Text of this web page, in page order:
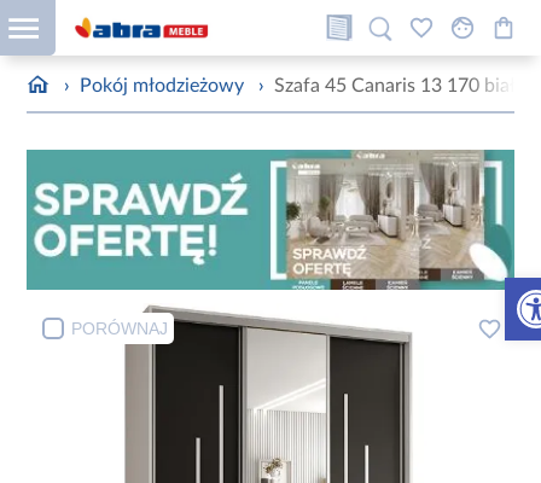
› Pokój młodzieżowy › Szafa 45 Canaris 13 170 biały/
PORÓWNAJ